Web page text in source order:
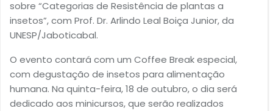
sobre “Categorias de Resistência de plantas a
insetos”, com Prof. Dr. Arlindo Leal Boiça Junior, da
UNESP/Jaboticabal.
O evento contará com um Coffee Break especial,
com degustação de insetos para alimentação
humana. Na quinta-feira, 18 de outubro, o dia será
dedicado aos minicursos, que serão realizados